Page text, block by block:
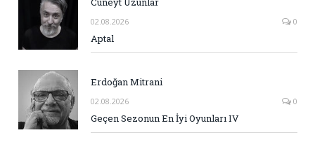
02.08.2026 0
Aptal
Erdoğan Mitrani
02.08.2026 0
Geçen Sezonun En İyi Oyunları IV